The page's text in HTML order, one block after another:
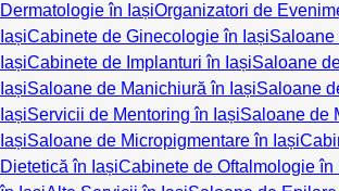
Dermatologie în IașiOrganizatori de
IașiCabinete de Ginecologie în IașiSaloane
IașiCabinete de Implanturi în IașiSaloane
IașiSaloane de Manichiură în IașiSaloane
IașiServicii de Mentoring în IașiSaloane de
IașiSaloane de Micropigmentare în Iași
Dietetică în IașiCabinete de Oftalmologie în